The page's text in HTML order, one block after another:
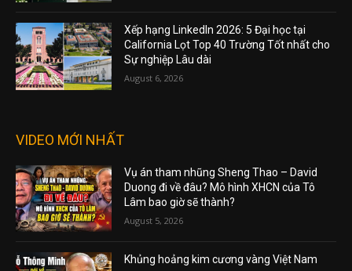
Xếp hạng LinkedIn 2026: 5 Đại học tại
California Lọt Top 40 Trường Tốt nhất cho
Sự nghiệp Lâu dài
August 6, 2026
VIDEO MỚI NHẤT
Vụ án tham nhũng Sheng Thao – David
Duong đi về đâu? Mô hình XHCN của Tô
Lâm bao giờ sẽ thành?
August 5, 2026
Khủng hoảng kim cương vàng Việt Nam